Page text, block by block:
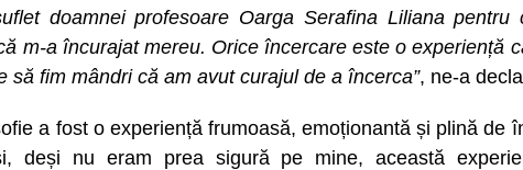
doamnei profesoare Oarga Serafina Liliana pentru
m-a încurajat mereu. Orice încercare este o experiență
să fim mândri că am avut curajul de a încerca”, ne-a
a fost o experiență frumoasă, emoționantă și plină de
deși nu eram prea sigură pe mine, această